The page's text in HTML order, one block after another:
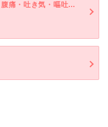
皮膚の発疹・かゆみ・発熱（子供）・腹痛・吐き気・嘔吐（子供）・下痢（子供）